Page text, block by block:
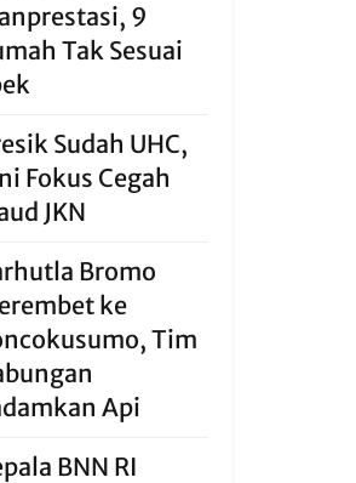
9
Tak Sesuai
Sudah UHC,
Fokus Cegah
JKN
Bromo
ke
Tim
Api
BNN RI